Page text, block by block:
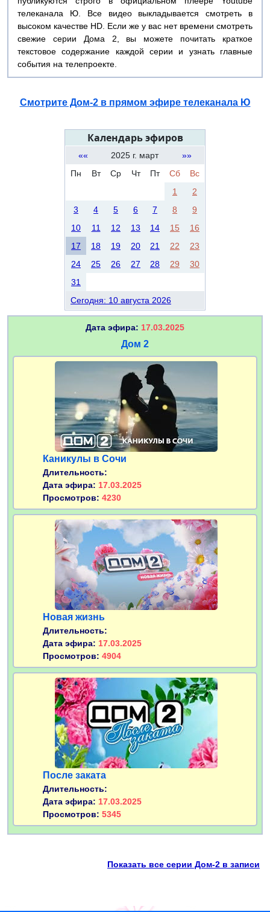
телеканала Ю. Все видео выкладывается смотреть в
высоком качестве HD. Если же у вас нет времени смотреть
свежие серии Дома 2, вы можете почитать краткое
текстовое содержание каждой серии и узнать главные
события на телепроекте.
Смотрите Дом-2 в прямом эфире телеканала Ю
Календарь эфиров
«« 2025 г. март
»»
Пн
Вт Ср Чт Пт Сб
Вс
1
2
3
4 5 6 7 8
9
10
11 12 13 14 15
16
17
18 19 20 21 22
23
24
25 26 27 28 29
30
31
Сегодня: 10 августа 2026
Дата эфира: 17.03.2025
Дом 2
Каникулы в Сочи
Длительность:
Дата эфира: 17.03.2025
Просмотров: 4230
Новая жизнь
Длительность:
Дата эфира: 17.03.2025
Просмотров: 4904
После заката
Длительность:
Дата эфира: 17.03.2025
Просмотров: 5345
Показать все серии Дом-2 в записи